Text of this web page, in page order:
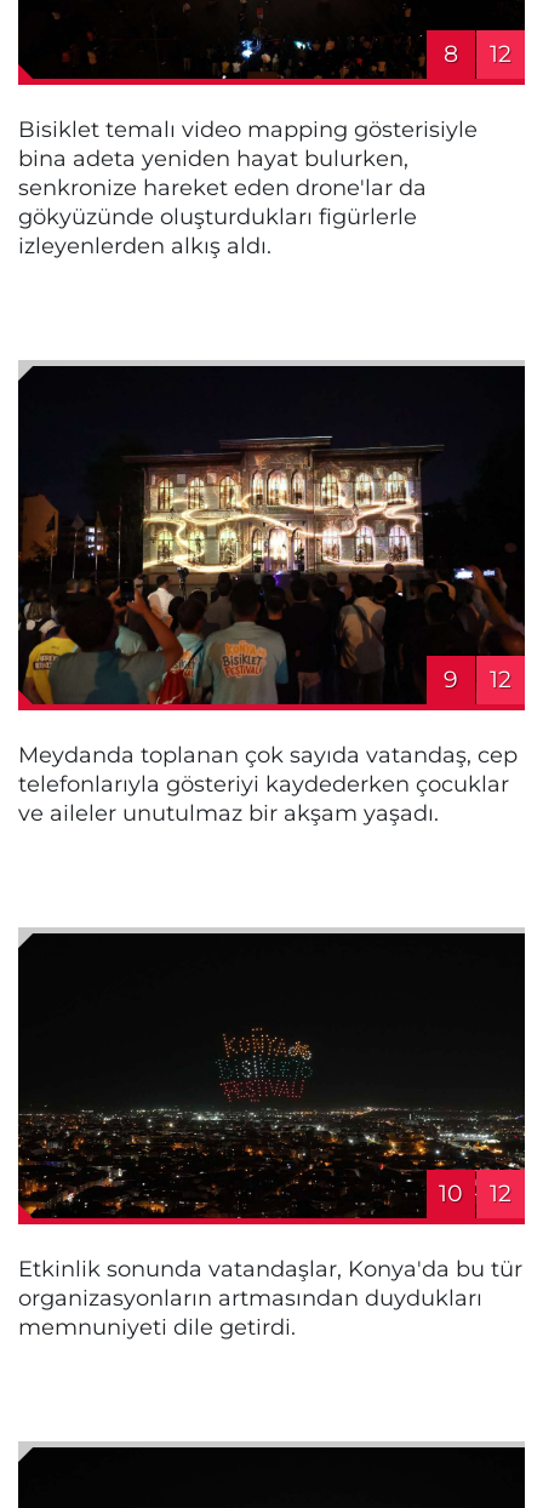
8 12
Bisiklet temalı video mapping gösterisiyle
bina adeta yeniden hayat bulurken,
senkronize hareket eden drone'lar da
gökyüzünde oluşturdukları figürlerle
izleyenlerden alkış aldı.
9 12
Meydanda toplanan çok sayıda vatandaş, cep
telefonlarıyla gösteriyi kaydederken çocuklar
ve aileler unutulmaz bir akşam yaşadı.
10 12
Etkinlik sonunda vatandaşlar, Konya'da bu tür
organizasyonların artmasından duydukları
memnuniyeti dile getirdi.